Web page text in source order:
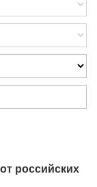
российских